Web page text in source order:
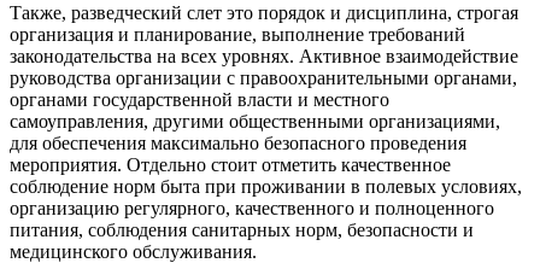
Также, разведческий слет это порядок и дисциплина, строгая
организация и планирование, выполнение требований
законодательства на всех уровнях. Активное взаимодействие
руководства организации с правоохранительными органами,
органами государственной власти и местного
самоуправления, другими общественными организациями,
для обеспечения максимально безопасного проведения
мероприятия. Отдельно стоит отметить качественное
соблюдение норм быта при проживании в полевых условиях,
организацию регулярного, качественного и полноценного
питания, соблюдения санитарных норм, безопасности и
медицинского обслуживания.